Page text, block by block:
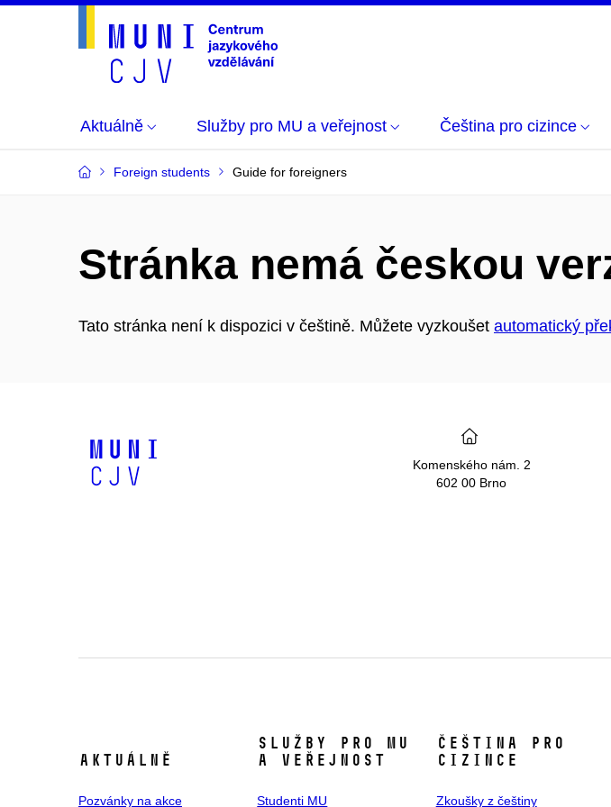
Aktuálně Služby pro MU a veřejnost Čeština pro cizince
Foreign students Guide for foreigners
Stránka nemá českou
Tato stránka není k dispozici v češtině. Můžete vyzkoušet automatický
Komenského nám. 2
602 00 Brno
Aktuálně
Pozvánky na akce
Služby pro MU
a veřejnost
Studenti MU
Čeština pro
cizince
Zkoušky z češtiny